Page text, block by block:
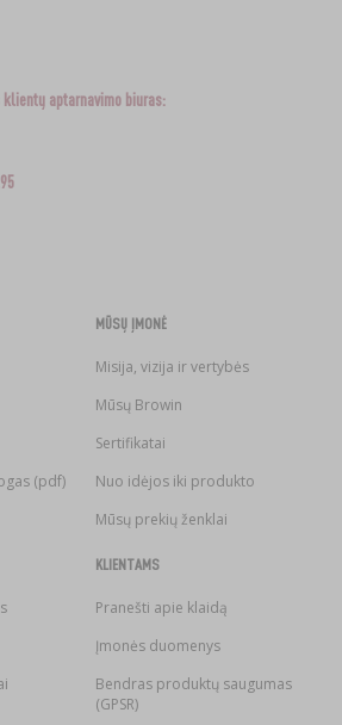
klientų aptarnavimo biuras:
(pdf)
MŪSŲ ĮMONĖ
Misija, vizija ir vertybės
Mūsų Browin
Sertifikatai
Nuo idėjos iki produkto
Mūsų prekių ženklai
KLIENTAMS
Pranešti apie klaidą
Įmonės duomenys
Bendras produktų saugumas
(GPSR)